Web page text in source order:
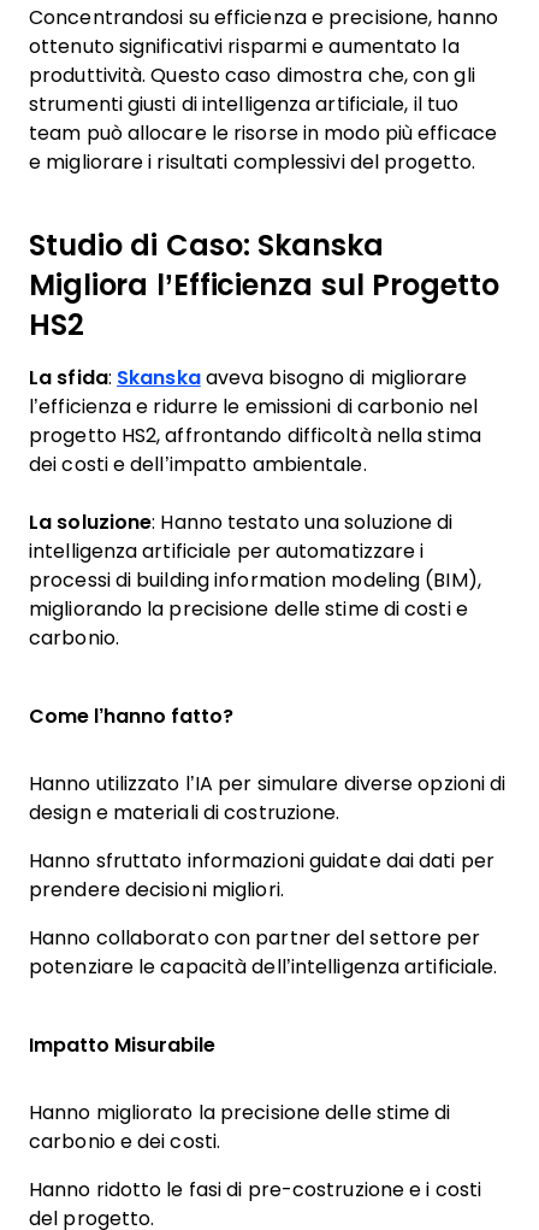
Concentrandosi su efficienza e precisione, hanno
ottenuto significativi risparmi e aumentato la
produttività. Questo caso dimostra che, con gli
strumenti giusti di intelligenza artificiale, il tuo
team può allocare le risorse in modo più efficace
e migliorare i risultati complessivi del progetto.
Studio di Caso: Skanska
Migliora l’Efficienza sul Progetto
HS2
La sfida: Skanskaaveva bisogno di migliorare
l’efficienza e ridurre le emissioni di carbonio nel
progetto HS2, affrontando difficoltà nella stima
dei costi e dell’impatto ambientale.
La soluzione: Hanno testato una soluzione di
intelligenza artificiale per automatizzare i
processi di building information modeling (BIM),
migliorando la precisione delle stime di costi e
carbonio.
Come l’hanno fatto?
Hanno utilizzato l’IA per simulare diverse opzioni di
design e materiali di costruzione.
Hanno sfruttato informazioni guidate dai dati per
prendere decisioni migliori.
Hanno collaborato con partner del settore per
potenziare le capacità dell’intelligenza artificiale.
Impatto Misurabile
Hanno migliorato la precisione delle stime di
carbonio e dei costi.
Hanno ridotto le fasi di pre-costruzione e i costi
del progetto.